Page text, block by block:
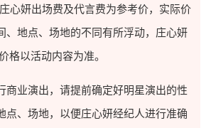
妍出场费及代言费为参考价，实际价
、地点、场地的不同有所浮动，庄心妍
格以活动内容为准。
业演出，请提前确定好明星演出的性
点、场地，以便庄心妍经纪人进行准确